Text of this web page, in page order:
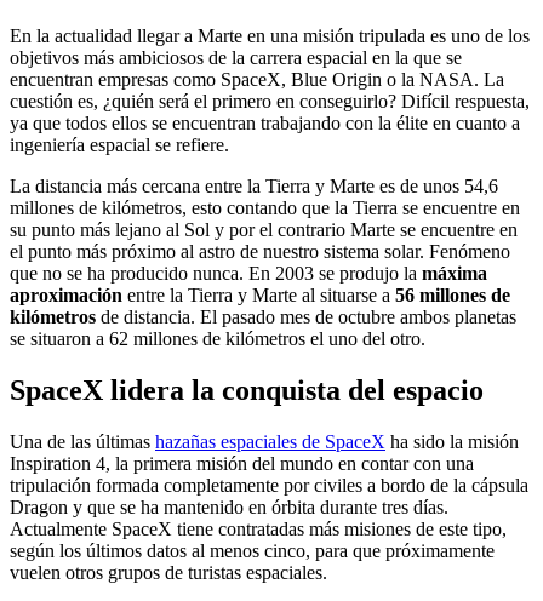
En la actualidad llegar a Marte en una misión tripulada es uno de los
objetivos más ambiciosos de la carrera espacial en la que se
encuentran empresas como SpaceX, Blue Origin o la NASA. La
cuestión es, ¿quién será el primero en conseguirlo? Difícil respuesta,
ya que todos ellos se encuentran trabajando con la élite en cuanto a
ingeniería espacial se refiere.
La distancia más cercana entre la Tierra y Marte es de unos 54,6
millones de kilómetros, esto contando que la Tierra se encuentre en
su punto más lejano al Sol y por el contrario Marte se encuentre en
el punto más próximo al astro de nuestro sistema solar. Fenómeno
que no se ha producido nunca. En 2003 se produjo la máxima
aproximación entre la Tierra y Marte al situarse a 56 millones de
kilómetros de distancia. El pasado mes de octubre ambos planetas
se situaron a 62 millones de kilómetros el uno del otro.
SpaceX lidera la conquista del espacio
Una de las últimas hazañas espaciales de SpaceX ha sido la misión
Inspiration 4, la primera misión del mundo en contar con una
tripulación formada completamente por civiles a bordo de la cápsula
Dragon y que se ha mantenido en órbita durante tres días.
Actualmente SpaceX tiene contratadas más misiones de este tipo,
según los últimos datos al menos cinco, para que próximamente
vuelen otros grupos de turistas espaciales.